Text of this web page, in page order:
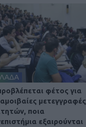
φέτος για
αμοιβαίες μετεγγραφές
ποια
εξαιρούνται